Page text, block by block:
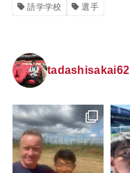
語学学校
選手
tadashisakai62